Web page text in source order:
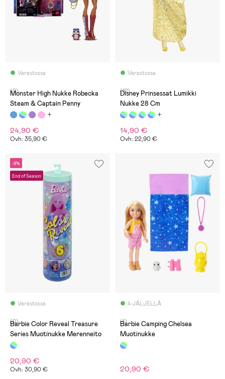
Varastossa
(0)
Monster High Nukke Robecka
Steam & Captain Penny
24,90 €
Ovh: 35,90 €
Varastossa
(12)
Disney Prinsessat Lumikki
Nukke 28 Cm
14,90 €
Ovh: 22,90 €
-9%
End of Season
Varastossa
(0)
Barbie Color Reveal Treasure
Series Muotinukke Merenneito
20,90 €
Ovh: 30,90 €
4 JÄLJELLÄ
(1)
Barbie Camping Chelsea
Muotinukke
20,90 €